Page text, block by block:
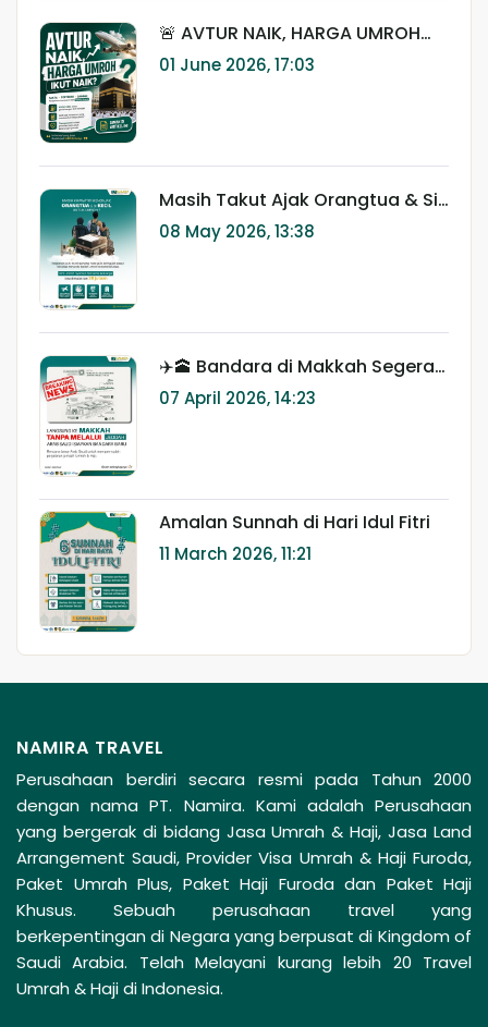
🚨 AVTUR NAIK, HARGA UMROH
IKUT NAIK?
01 June 2026, 17:03
Masih Takut Ajak Orangtua & Si
Kecil Umroh? Ini yang Sering
Jadi Kekhawatiran Keluarga 🤍
08 May 2026, 13:38
✈️🕋 Bandara di Makkah Segera
Dibangun? Ini Dampaknya untuk
Jamaah Umroh & Haji
07 April 2026, 14:23
Amalan Sunnah di Hari Idul Fitri
11 March 2026, 11:21
NAMIRA TRAVEL
Perusahaan berdiri secara resmi pada Tahun 2000
dengan nama PT. Namira. Kami adalah Perusahaan
yang bergerak di bidang Jasa Umrah & Haji, Jasa Land
Arrangement Saudi, Provider Visa Umrah & Haji Furoda,
Paket Umrah Plus, Paket Haji Furoda dan Paket Haji
Khusus. Sebuah perusahaan travel yang
berkepentingan di Negara yang berpusat di Kingdom of
Saudi Arabia. Telah Melayani kurang lebih 20 Travel
Umrah & Haji di Indonesia.